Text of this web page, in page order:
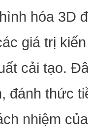
hóa 3D
giá trị
cải tạo.
đánh thức
nhiệm